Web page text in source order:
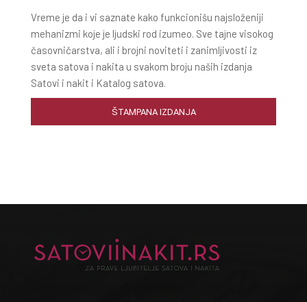
Vreme je da i vi saznate kako funkcionišu najsloženiji
mehanizmi koje je ljudski rod izumeo. Sve tajne visokog
časovničarstva, ali i brojni noviteti i zanimljivosti iz
sveta satova i nakita u svakom broju naših izdanja
Satovi i nakit i Katalog satova.
ŠTAMPANA IZDANJA